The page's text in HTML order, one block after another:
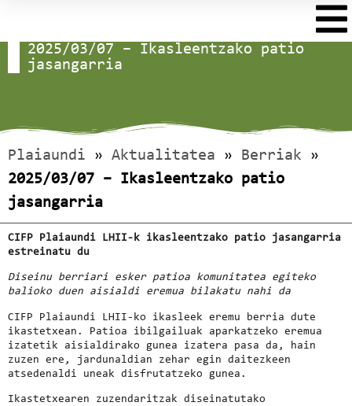
2025/03/07 – Ikasleentzako patio
jasangarria
Plaiaundi » Aktualitatea » Berriak »
2025/03/07 – Ikasleentzako patio
jasangarria
CIFP Plaiaundi LHII-k ikasleentzako patio jasangarria
estreinatu du
Diseinu berriari esker patioa komunitatea egiteko
balioko duen aisialdi eremua bilakatu nahi da
CIFP Plaiaundi LHII-ko ikasleek eremu berria dute
ikastetxean. Patioa ibilgailuak aparkatzeko eremua
izatetik aisialdirako gunea izatera pasa da, hain
zuzen ere, jardunaldian zehar egin daitezkeen
atsedenaldi uneak disfrutatzeko gunea.
Ikastetxearen zuzendaritzak diseinatutako